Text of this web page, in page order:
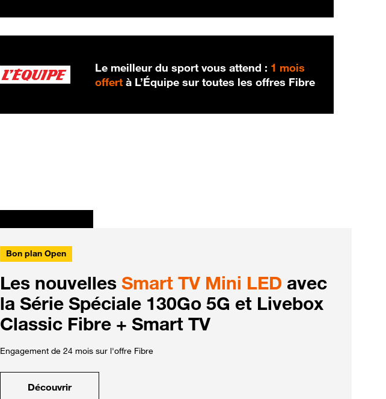
Le meilleur du sport vous attend : 1 mois
offert à L’Équipe sur toutes les offres Fibre
Bon plan Open
Les nouvelles Smart TV Mini LED avec
la Série Spéciale 130Go 5G et Livebox
Classic Fibre + Smart TV
Engagement de 24 mois sur l'offre Fibre
Découvrir